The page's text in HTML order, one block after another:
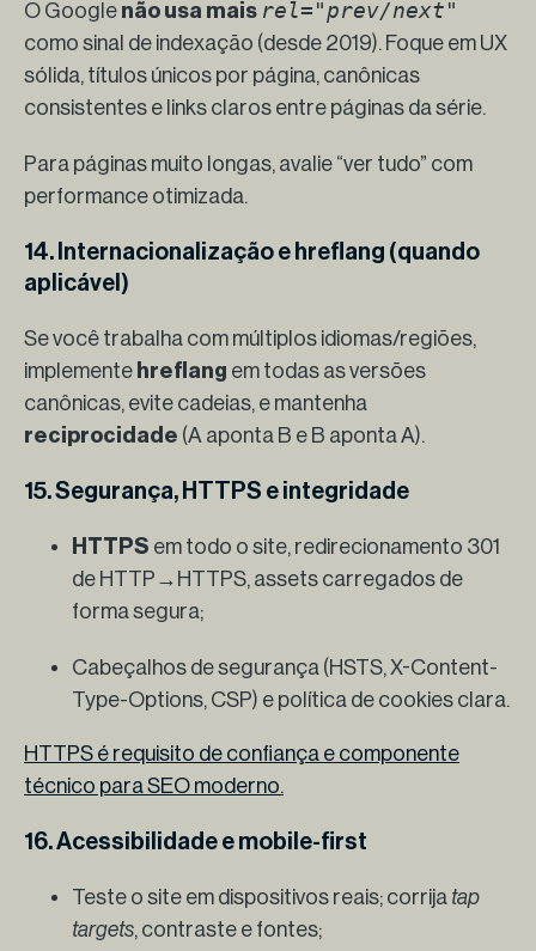
O Google não usa mais rel="prev/next"
como sinal de indexação (desde 2019). Foque em UX
sólida, títulos únicos por página, canônicas
consistentes e links claros entre páginas da série.
Para páginas muito longas, avalie “ver tudo” com
performance otimizada.
14. Internacionalização e hreflang (quando
aplicável)
Se você trabalha com múltiplos idiomas/regiões,
implemente hreflang em todas as versões
canônicas, evite cadeias, e mantenha
reciprocidade (A aponta B e B aponta A).
15. Segurança, HTTPS e integridade
HTTPS em todo o site, redirecionamento 301
de HTTP→HTTPS, assets carregados de
forma segura;
Cabeçalhos de segurança (HSTS, X-Content-
Type-Options, CSP) e política de cookies clara.
HTTPS é requisito de confiança e componente
técnico para SEO moderno.
16. Acessibilidade e mobile-first
Teste o site em dispositivos reais; corrija tap
targets, contraste e fontes;